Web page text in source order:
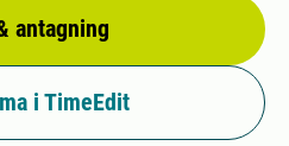
antagning
i TimeEdit